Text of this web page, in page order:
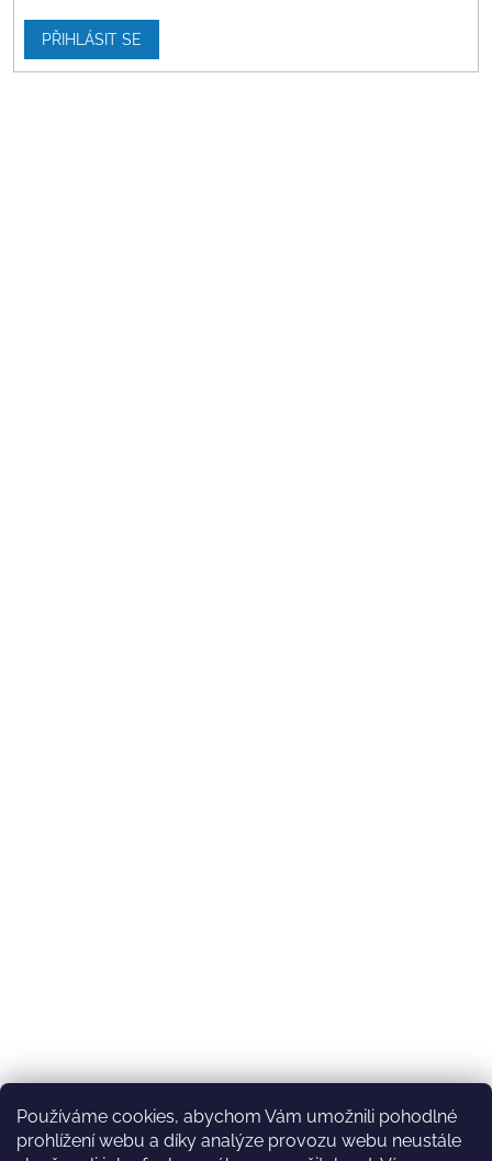
Používáme cookies, abychom Vám umožnili pohodlné
prohlížení webu a díky analýze provozu webu neustále
PŘIHLÁSIT SE